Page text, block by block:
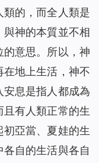
的，而全人類是
神的本質並不相
的意思。所以，神
地上生活，神不
息是指人都成為
有人類正常的生
亞當、夏娃的生
自的生活與各自